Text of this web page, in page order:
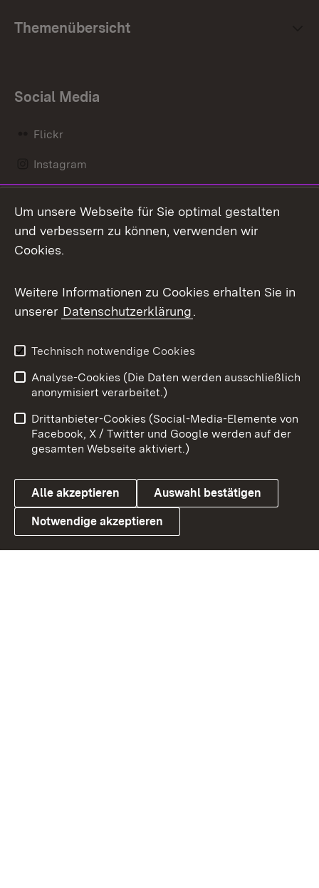
Themenübersicht
Social Media
Flickr
Instagram
Mastodon
Messenger
Social Wall
X / Twitter
Youtube
Link zum Landesportal
Benutzungshinweise
Barrierefreiheit
Datenschutz
Cookies
Um unsere Webseite für Sie optimal gestalten
und verbessern zu können, verwenden wir
Cookies.
Weitere Informationen zu Cookies erhalten Sie in
unserer Datenschutzerklärung.
Technisch notwendige Cookies
Analyse-Cookies (Die Daten werden ausschließlich
anonymisiert verarbeitet.)
Drittanbieter-Cookies (Social-Media-Elemente von
Facebook, X / Twitter und Google werden auf der
gesamten Webseite aktiviert.)
Alle akzeptieren Auswahl bestätigen
Notwendige akzeptieren